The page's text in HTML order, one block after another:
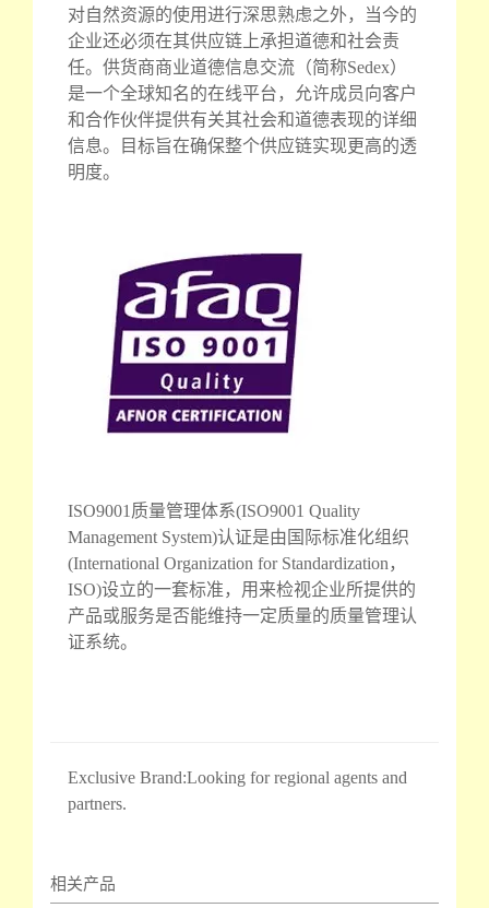
对自然资源的使用进行深思熟虑之外，当今的
企业还必须在其供应链上承担道德和社会责
任。供货商商业道德信息交流（简称Sedex）
是一个全球知名的在线平台，允许成员向客户
和合作伙伴提供有关其社会和道德表现的详细
信息。目标旨在确保整个供应链实现更高的透
明度。
ISO9001质量管理体系(ISO9001 Quality
Management System)认证是由国际标准化组织
(International Organization for Standardization，
ISO)设立的一套标准，用来检视企业所提供的
产品或服务是否能维持一定质量的质量管理认
证系统。
Exclusive Brand:Looking for regional agents and
partners.
相关产品